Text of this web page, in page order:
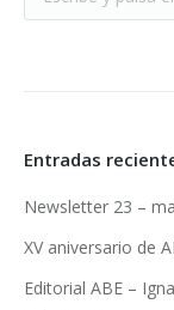
Entradas
Newsletter 23 –
XV aniversario de
Editorial ABE –